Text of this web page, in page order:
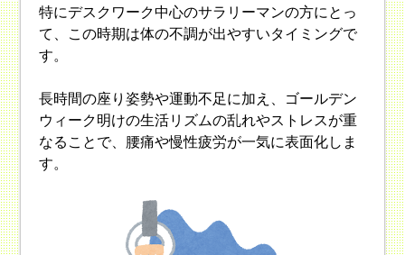
特にデスクワーク中心のサラリーマンの方にとっ
て、この時期は体の不調が出やすいタイミングで
す。
長時間の座り姿勢や運動不足に加え、ゴールデン
ウィーク明けの生活リズムの乱れやストレスが重
なることで、腰痛や慢性疲労が一気に表面化しま
す。